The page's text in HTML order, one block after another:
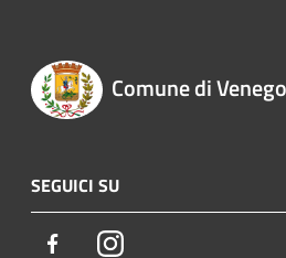
Comune di
SEGUICI SU
FacebookInstagram